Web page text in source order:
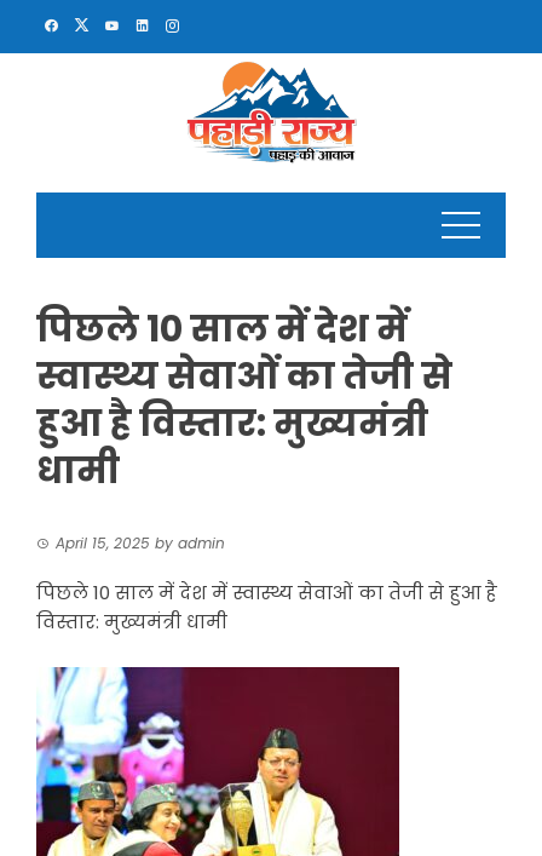
पिछले 10 साल में देश में
स्वास्थ्य सेवाओं का तेजी से
हुआ है विस्तार: मुख्यमंत्री
धामी
April 15, 2025 by admin
पिछले 10 साल में देश में स्वास्थ्य सेवाओं का तेजी से हुआ है
विस्तार: मुख्यमंत्री धामी